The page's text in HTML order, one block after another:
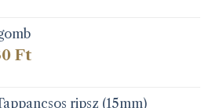
FtÁrtartomány:
30 Ft ripsz (15mm)